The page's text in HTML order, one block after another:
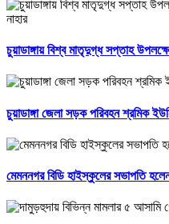
চুয়াডাঙ্গায় বিশ্ব মাতৃদুগ্ধ সপ্তাহ
চুয়াডাঙ্গা জেলা সড়ক পরিবহন শ্রমিক
মেমননগর বিডি হাইস্কুলের সভাপতি